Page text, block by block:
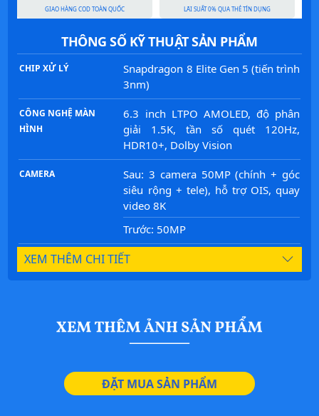
GIAO HÀNG COD TOÀN QUỐC LÃI SUẤT 0% QUA THẺ TÍN DỤNG
THÔNG SỐ KỸ THUẬT SẢN PHẨM
CHIP XỬ LÝ
Snapdragon 8 Elite Gen 5 (tiến trình
3nm)
CÔNG NGHỆ MÀN
HÌNH
6.3 inch LTPO AMOLED, độ phân
giải 1.5K, tần số quét 120Hz,
HDR10+, Dolby Vision
CAMERA
Sau: 3 camera 50MP (chính + góc
siêu rộng + tele), hỗ trợ OIS, quay
video 8K
Trước: 50MP
BỘ NHỚ
RAM 12GB / 16GB LPDDR5X, bộ
nhớ trong 256GB / 512GB / 1TB
THIẾT KẾ
Khung kim loại, mặt kính cao cấp,
chuẩn kháng nước bụi IP68
NĂNG LƯỢNG
7000mAh, sạc nhanh 100W, sạc
XEM THÊM CHI TIẾT
ĐẶT MUA SẢN PHẨM